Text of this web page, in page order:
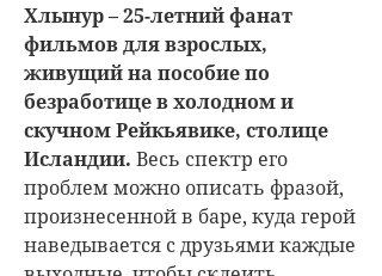
Хлынур – 25-летний фанат
фильмов для взрослых,
живущий на пособие по
безработице в холодном и
скучном Рейкьявике, столице
Исландии. Весь спектр его
проблем можно описать фразой,
произнесенной в баре, куда герой
наведывается с друзьями каждые